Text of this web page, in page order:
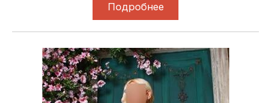
Подробнее